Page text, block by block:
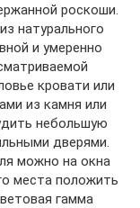
роскоши.
натурального
и умеренно
кровати или
из камня или
небольшую
дверями.
можно на окна
места положить
гамма